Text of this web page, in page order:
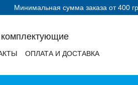
Минимальная сумма заказа от 400
комплектующие
ОПЛАТА И ДОСТАВКА